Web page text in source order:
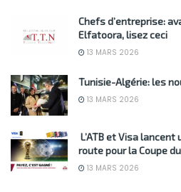
Chefs d’entreprise:
Elfatoora, lisez ceci
13 MARS 2026
Tunisie-Algérie: les
13 MARS 2026
L’ATB et Visa
route pour la Coupe
13 MARS 2026